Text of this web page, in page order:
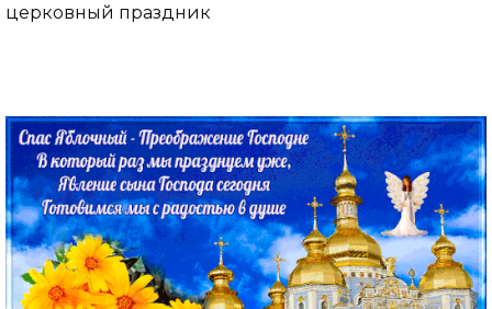
церковный праздник